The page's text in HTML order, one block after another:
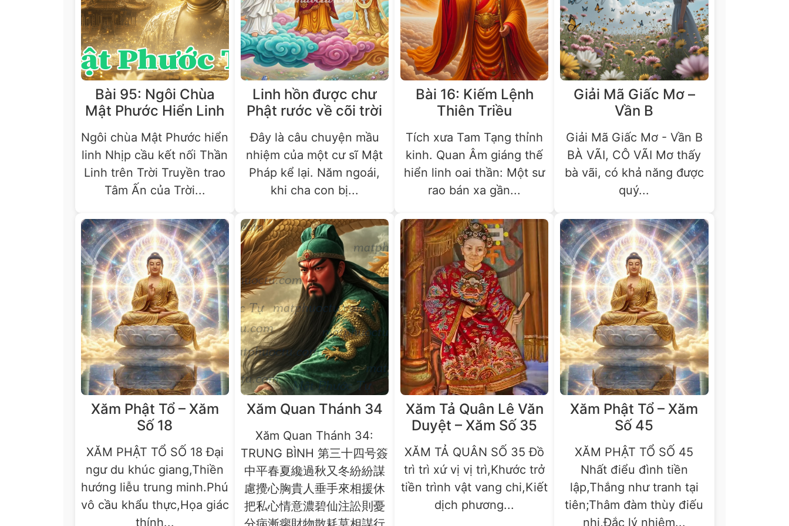
Bài 95: Ngôi Chùa
Mật Phước Hiển Linh
Ngôi chùa Mật Phước hiển
linh Nhịp cầu kết nối Thần
Linh trên Trời Truyền trao
Tâm Ấn của Trời...
Linh hồn được chư
Phật rước về cõi trời
Đây là câu chuyện mầu
nhiệm của một cư sĩ Mật
Pháp kể lại. Năm ngoái,
khi cha con bị...
Bài 16: Kiếm Lệnh
Thiên Triều
Tích xưa Tam Tạng thỉnh
kinh. Quan Âm giáng thế
hiển linh oai thần: Một sư
rao bán xa gần...
Giải Mã Giấc Mơ –
Vần B
Giải Mã Giấc Mơ - Vần B
BÀ VÃI, CÔ VÃI Mơ thấy
bà vãi, có khả năng được
quý...
Xăm Phật Tổ – Xăm
Số 18
XĂM PHẬT TỔ SỐ 18 Đại
ngư du khúc giang,Thiền
hướng liễu trung minh.Phú
vô cầu khẩu thực,Họa giác
thính...
Xăm Quan Thánh 34
Xăm Quan Thánh 34:
TRUNG BÌNH 第三十四号簽
中平春夏纔過秋又冬紛紛謀
慮攪心胸貴人垂手來相援休
把私心情意濃碧仙注訟則憂
Xăm Tả Quân Lê Văn
Duyệt – Xăm Số 35
XĂM TẢ QUÂN SỐ 35 Đồ
trì trì xứ vị vị trì,Khước trở
tiền trình vật vang chi,Kiết
dịch phương...
Xăm Phật Tổ – Xăm
Số 45
XĂM PHẬT TỔ SỐ 45
Nhất điểu đình tiền
lập,Thắng như tranh tại
tiên;Thâm đàm thùy điếu
nhị,Đắc lý nhiệm...